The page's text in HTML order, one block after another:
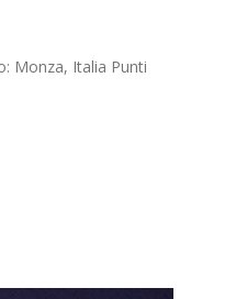
Monza, Italia Punti